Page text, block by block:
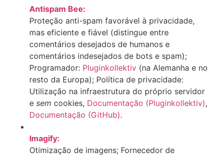
Antispam Bee:
Proteção anti-spam favorável à privacidade,
mas eficiente e fiável (distingue entre
comentários desejados de humanos e
comentários indesejados de bots e spam);
Programador: Pluginkollektiv (na Alemanha e no
resto da Europa); Política de privacidade:
Utilização na infraestrutura do próprio servidor
e sem cookies, Documentação (Pluginkollektiv),
Documentação (GitHub).
Imagify:
Otimização de imagens; Fornecedor de